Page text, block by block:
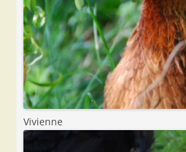
Vivienne